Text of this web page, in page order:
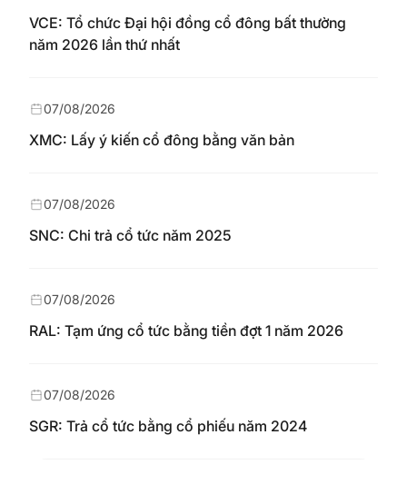
VCE: Tổ chức Đại hội đồng cổ đông bất thường
năm 2026 lần thứ nhất
XMC: Lấy ý kiến cổ đông bằng văn bản
07/08/2026
SNC: Chi trả cổ tức năm 2025
07/08/2026
RAL: Tạm ứng cổ tức bằng tiền đợt 1 năm 2026
07/08/2026
SGR: Trả cổ tức bằng cổ phiếu năm 2024
07/08/2026